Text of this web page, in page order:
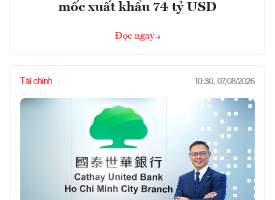
mốc xuất khẩu 74 tỷ USD
Đọc ngay
Tài chính 10:30, 07/08/2026